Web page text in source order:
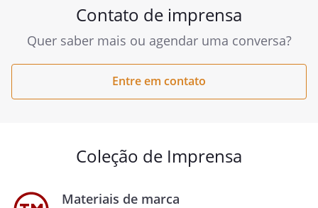
Contato de imprensa
Quer saber mais ou agendar uma conversa?
Entre em contato
Coleção de Imprensa
Materiais de marca